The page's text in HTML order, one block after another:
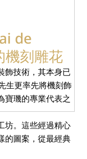
de
機刻雕花
飾技術，其本身已
生更率先將機刻飾
寶璣的專業代表之
坊。這些經過精心
的圖案，從最經典